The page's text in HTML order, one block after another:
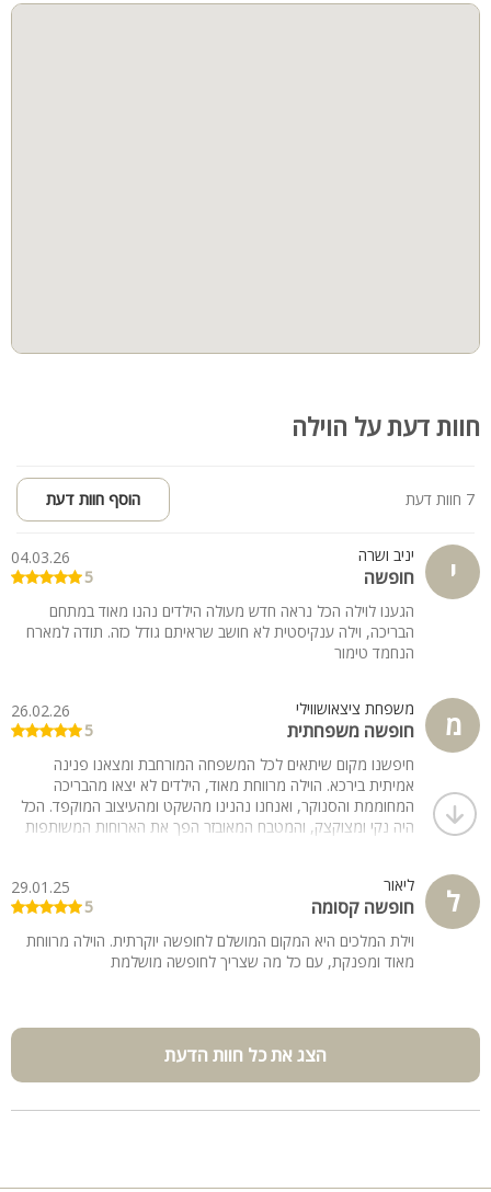
חוות דעת על הוילה
7 חוות דעת הוסף חוות דעת
י יניב ושרה
חופשה
04.03.26
5
הגענו לוילה הכל נראה חדש מעולה הילדים נהנו מאוד במתחם
הבריכה, וילה ענקיסטית לא חושב שראיתם גודל כזה. תודה למארח
הנחמד טימור
מ משפחת ציצאושווילי
חופשה משפחתית
26.02.26
5
חיפשנו מקום שיתאים לכל המשפחה המורחבת ומצאנו פנינה
אמיתית בירכא. הוילה מרווחת מאוד, הילדים לא יצאו מהבריכה
המחוממת והסנוקר, ואנחנו נהנינו מהשקט ומהעיצוב המוקפד. הכל
היה נקי ומצוקצק, והמטבח המאובזר הפך את הארוחות המשותפות
ל ליאור
חופשה קסומה
29.01.25
5
וילת המלכים היא המקום המושלם לחופשה יוקרתית. הוילה מרווחת
מאוד ומפנקת, עם כל מה שצריך לחופשה מושלמת
הצג את כל חוות הדעת